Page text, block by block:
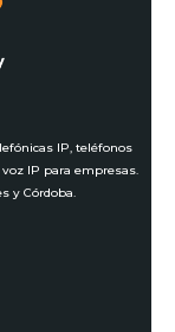
IP, teléfonos
IP para empresas.
y Córdoba.